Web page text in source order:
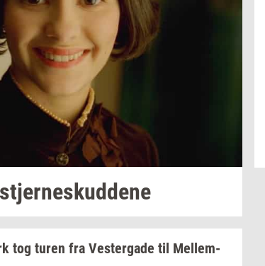
stjer­neskud­de­ne
tog turen fra Ve­ster­ga­de til Mel­lem­